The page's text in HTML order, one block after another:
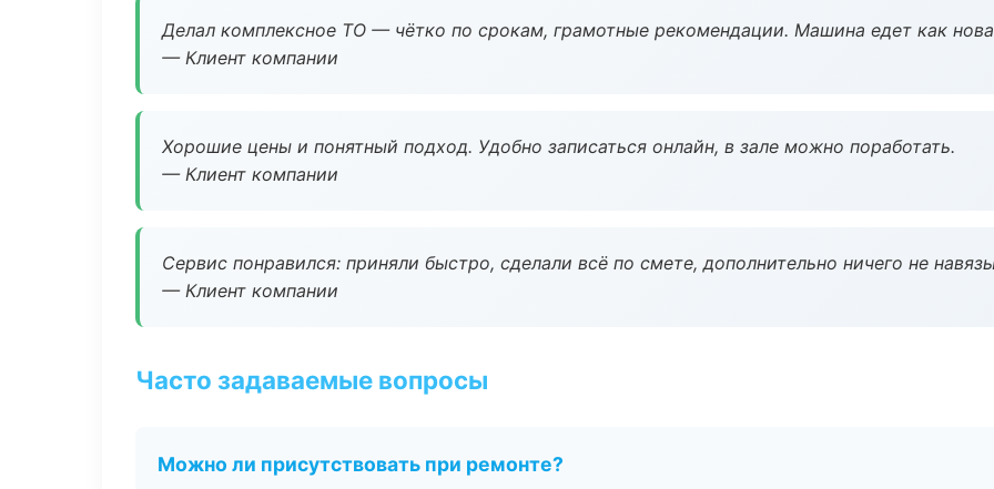
Делал комплексное ТО — чётко по срокам, грамотные рекомендации. Машина едет как
— Клиент компании
Хорошие цены и понятный подход. Удобно записаться онлайн, в зале можно поработать.
— Клиент компании
Сервис понравился: приняли быстро, сделали всё по смете, дополнительно ничего не
— Клиент компании
Часто задаваемые вопросы
Можно ли присутствовать при ремонте?